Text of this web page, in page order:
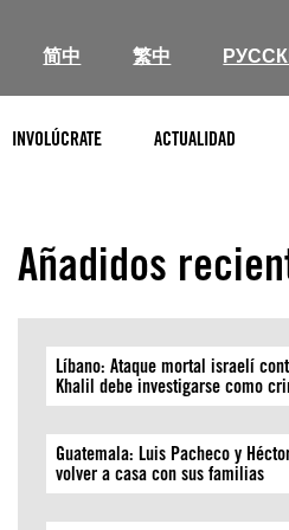
简中 繁中
INVOLÚCRATE ACTUALIDAD
Añadidos
Líbano: Ataque mortal israelí
Khalil debe investigarse como
Guatemala: Luis Pacheco y
volver a casa con sus familias